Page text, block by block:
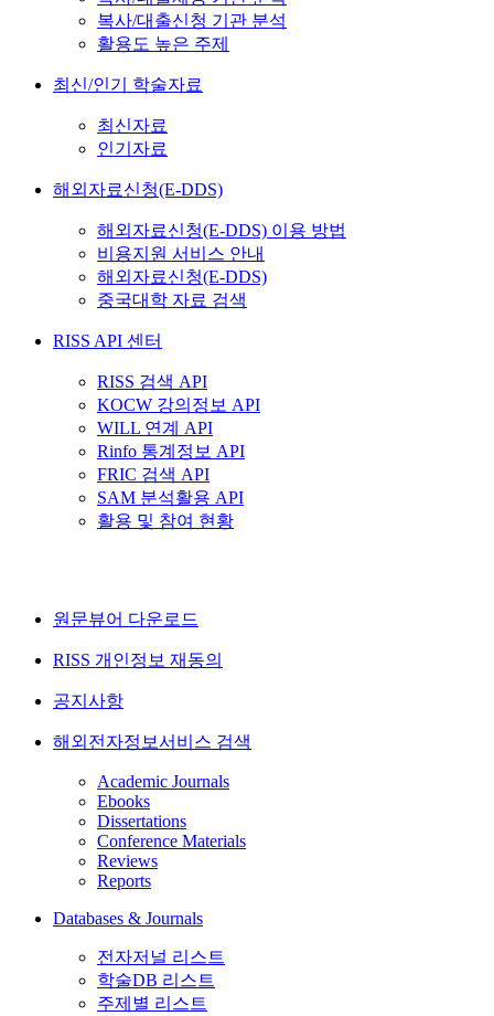
복사/대출신청 기관 분석
활용도 높은 주제
최신/인기 학술자료
최신자료
인기자료
해외자료신청(E-DDS)
해외자료신청(E-DDS) 이용 방법
비용지원 서비스 안내
해외자료신청(E-DDS)
중국대학 자료 검색
RISS API 센터
RISS 검색 API
KOCW 강의정보 API
WILL 연계 API
Rinfo 통계정보 API
FRIC 검색 API
SAM 분석활용 API
활용 및 참여 현황
원문뷰어 다운로드
RISS 개인정보 재동의
공지사항
해외전자정보서비스 검색
Academic Journals
Ebooks
Dissertations
Conference Materials
Reviews
Reports
Databases & Journals
전자저널 리스트
학술DB 리스트
주제별 리스트